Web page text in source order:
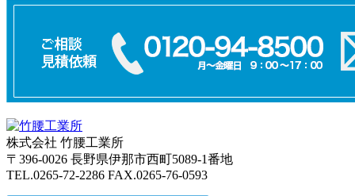
株式会社 竹腰工業所
〒396-0026 長野県伊那市西町5089-1番地
TEL.0265-72-2286 FAX.0265-76-0593